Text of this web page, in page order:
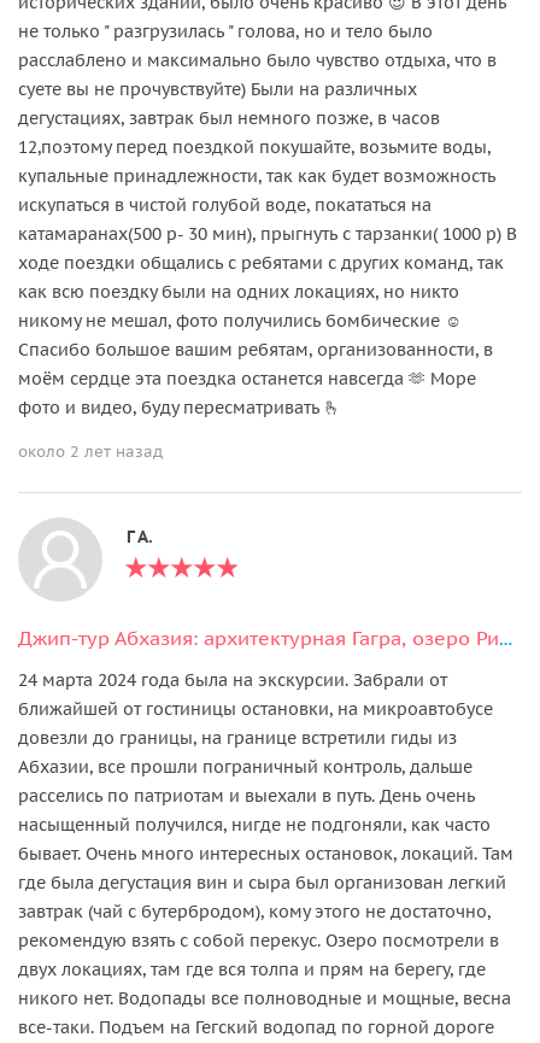
не только " разгрузилась " голова, но и тело было
расслаблено и максимально было чувство отдыха, что в
суете вы не прочувствуйте) Были на различных
дегустациях, завтрак был немного позже, в часов
12,поэтому перед поездкой покушайте, возьмите воды,
купальные принадлежности, так как будет возможность
искупаться в чистой голубой воде, покататься на
катамаранах(500 р- 30 мин), прыгнуть с тарзанки( 1000 р) В
ходе поездки общались с ребятами с других команд, так
как всю поездку были на одних локациях, но никто
никому не мешал, фото получились бомбические ☺
Спасибо большое вашим ребятам, организованности, в
моём сердце эта поездка останется навсегда 🫶 Море
фото и видео, буду пересматривать 🫰
около 2 лет назад
Г А.
Джип-тур Абхазия: архитектурная Гагра, озеро Рица и Гегский водопад
24 марта 2024 года была на экскурсии. Забрали от
ближайшей от гостиницы остановки, на микроавтобусе
довезли до границы, на границе встретили гиды из
Абхазии, все прошли пограничный контроль, дальше
расселись по патриотам и выехали в путь. День очень
насыщенный получился, нигде не подгоняли, как часто
бывает. Очень много интересных остановок, локаций. Там
где была дегустация вин и сыра был организован легкий
завтрак (чай с бутербродом), кому этого не достаточно,
рекомендую взять с собой перекус. Озеро посмотрели в
двух локациях, там где вся толпа и прям на берегу, где
никого нет. Водопады все полноводные и мощные, весна
все-таки. Подъем на Гегский водопад по горной дороге